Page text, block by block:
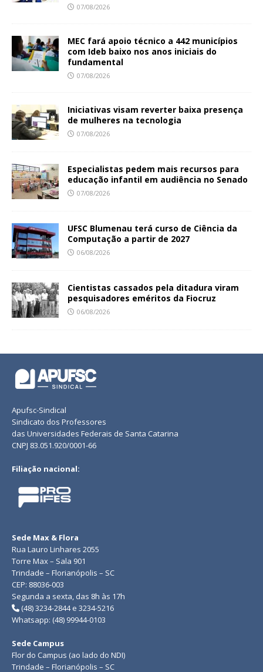
07/08/2026
MEC fará apoio técnico a 442 municípios
com Ideb baixo nos anos iniciais do
fundamental
07/08/2026
Iniciativas visam reverter baixa presença
de mulheres na tecnologia
07/08/2026
Especialistas pedem mais recursos para
educação infantil em audiência no Senado
07/08/2026
UFSC Blumenau terá curso de Ciência da
Computação a partir de 2027
06/08/2026
Cientistas cassados pela ditadura viram
pesquisadores eméritos da Fiocruz
06/08/2026
Apufsc-Sindical
Sindicato dos Professores
das Universidades Federais de Santa Catarina
CNPJ 83.051.920/0001-66
Filiação nacional:
Sede Max & Flora
Rua Lauro Linhares 2055
Torre Max – Sala 901
Trindade – Florianópolis – SC
CEP: 88036-003
Segunda a sexta, das 8h às 17h
(48) 3234-2844 e 3234-5216
Whatsapp: (48) 99944-0103
Sede Campus
Flor do Campus (ao lado do NDI)
Trindade – Florianópolis – SC